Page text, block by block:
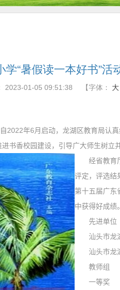
“暑假读一本好书”活
2023-01-05 09:51:38 【字体： 大
2022年6月启动，龙湖区教育局认
书香校园建设，引导广大师生树立
经省教育厅
评定，评选结
第十五届广东
中获得好成绩
先进单位
汕头市龙
汕头市龙
教师组
一等奖